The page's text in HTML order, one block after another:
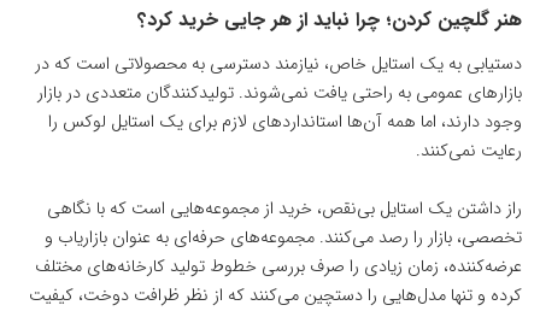
هنر گلچین کردن؛ چرا نباید از هر جایی خرید کرد؟
دستیابی به یک استایل خاص، نیازمند دسترسی به محصولاتی است که در
بازارهای عمومی به راحتی یافت نمی‌شوند. تولیدکنندگان متعددی در بازار
وجود دارند، اما همه آن‌ها استانداردهای لازم برای یک استایل لوکس را
رعایت نمی‌کنند.
راز داشتن یک استایل بی‌نقص، خرید از مجموعه‌هایی است که با نگاهی
تخصصی، بازار را رصد می‌کنند. مجموعه‌های حرفه‌ای به عنوان بازاریاب و
عرضه‌کننده، زمان زیادی را صرف بررسی خطوط تولید کارخانه‌های مختلف
کرده و تنها مدل‌هایی را دستچین می‌کنند که از نظر ظرافت دوخت، کیفیت